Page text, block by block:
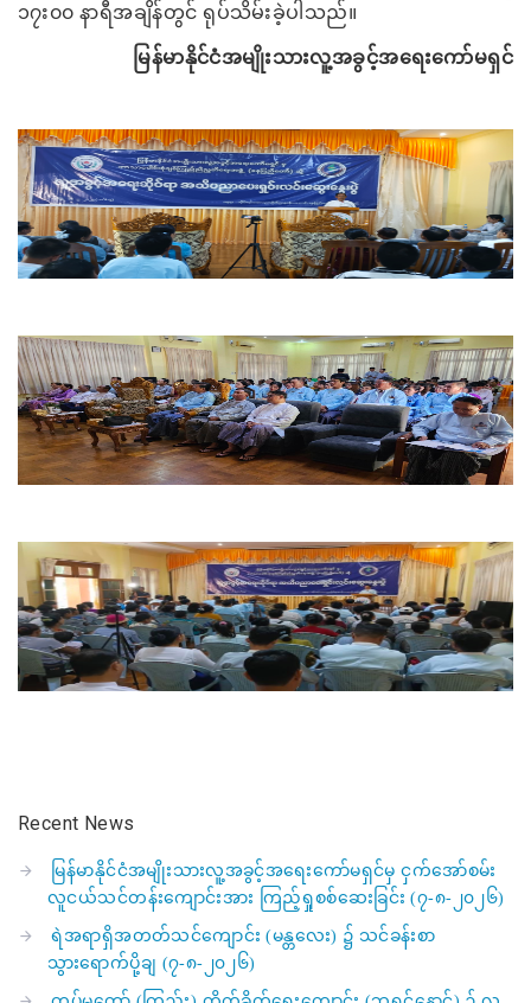
၁၇း၀၀ နာရီအချိန်တွင် ရုပ်သိမ်းခဲ့ပါသည်။
မြန်မာနိုင်ငံအမျိုးသားလူ့အခွင့်အရေးကော်မရှင်
Recent News
မြန်မာနိုင်ငံအမျိုးသားလူ့အခွင့်အရေးကော်မရှင်မှ ငှက်အော်စမ်း
လူငယ်သင်တန်းကျောင်းအား ကြည့်ရှုစစ်ဆေးခြင်း (၇-၈-၂၀၂၆)
ရဲအရာရှိအတတ်သင်ကျောင်း (မန္တလေး) ၌ သင်ခန်းစာ
သွားရောက်ပို့ချ (၇-၈-၂၀၂၆)